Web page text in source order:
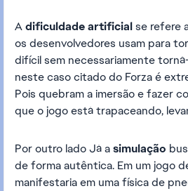
Adificuldade artificialse refere
os desenvolvedores usam para
difícil sem necessariamente
neste caso citado do Forza é
Pois quebram a imersão e fazer
que o jogo está trapaceando,
Por outro lado Já asimulação
de forma autêntica. Em um jogo
manifestaria em uma física de